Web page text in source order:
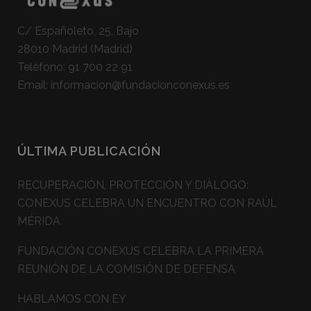
C/ Españoleto, 25, Bajo
28010 Madrid (Madrid)
Teléfono: 91 700 22 91
Email: informacion@fundacionconexus.es
ÚLTIMA PUBLICACIÓN
RECUPERACIÓN, PROTECCIÓN Y DIÁLOGO:
CONEXUS CELEBRA UN ENCUENTRO CON RAÚL
MÉRIDA
FUNDACIÓN CONEXUS CELEBRA LA PRIMERA
REUNIÓN DE LA COMISIÓN DE DEFENSA
HABLAMOS CON EY